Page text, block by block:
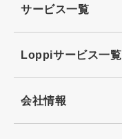
サービス一覧
Loppiサービス一覧
会社情報